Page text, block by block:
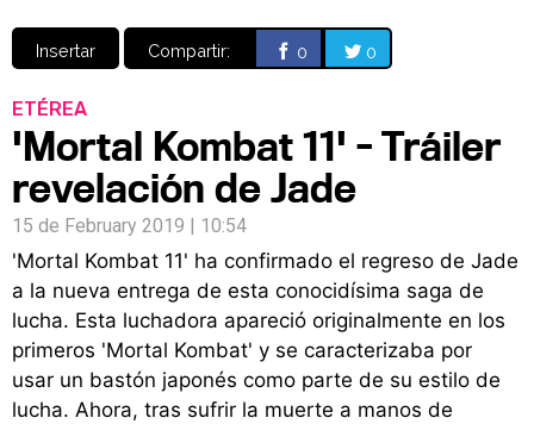
Insertar Compartir: 0 0
ETÉREA
'Mortal Kombat 11' - Tráiler
revelación de Jade
15 de February 2019 | 10:54
'Mortal Kombat 11' ha confirmado el regreso de Jade
a la nueva entrega de esta conocidísima saga de
lucha. Esta luchadora apareció originalmente en los
primeros 'Mortal Kombat' y se caracterizaba por
usar un bastón japonés como parte de su estilo de
lucha. Ahora, tras sufrir la muerte a manos de